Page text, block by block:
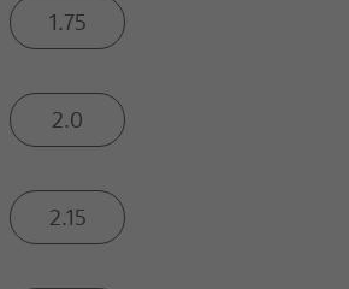
1.75
2.0
2.15